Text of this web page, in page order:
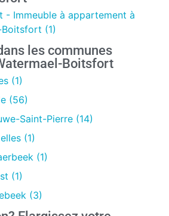
- Immeuble à appartement à
(1)
les communes
Boitsfort
(1)
(56)
Saint-Pierre (14)
(1)
(1)
(1)
(3)